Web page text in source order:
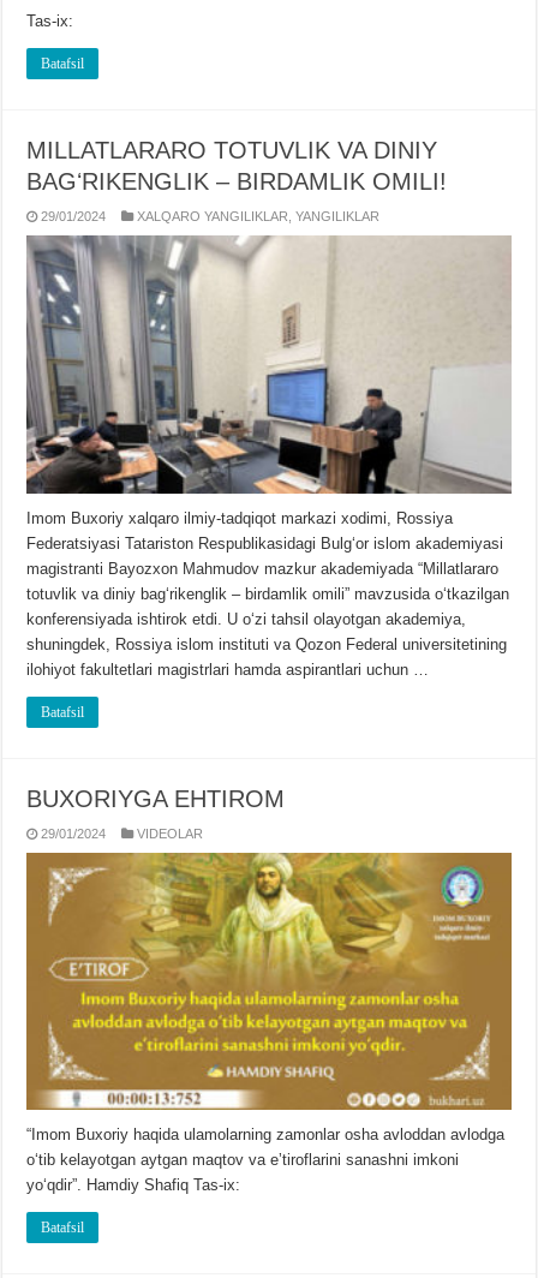
Tas-ix:
Batafsil
MILLATLARARO TOTUVLIK VA DINIY
BAGʻRIKENGLIK – BIRDAMLIK OMILI!
29/01/2024 XALQARO YANGILIKLAR ,YANGILIKLAR
Imom Buxoriy xalqaro ilmiy-tadqiqot markazi xodimi, Rossiya
Federatsiyasi Tatariston Respublikasidagi Bulgʻor islom akademiyasi
magistranti Bayozxon Mahmudov mazkur akademiyada “Millatlararo
totuvlik va diniy bagʻrikenglik – birdamlik omili” mavzusida oʻtkazilgan
konferensiyada ishtirok etdi. U oʻzi tahsil olayotgan akademiya,
shuningdek, Rossiya islom instituti va Qozon Federal universitetining
ilohiyot fakultetlari magistrlari hamda aspirantlari uchun …
Batafsil
BUXORIYGA EHTIROM
29/01/2024 VIDЕOLAR
“Imom Buxoriy haqida ulamolarning zamonlar osha avloddan avlodga
oʻtib kelayotgan aytgan maqtov va eʼtiroflarini sanashni imkoni
yoʻqdir”. Hamdiy Shafiq Tas-ix:
Batafsil